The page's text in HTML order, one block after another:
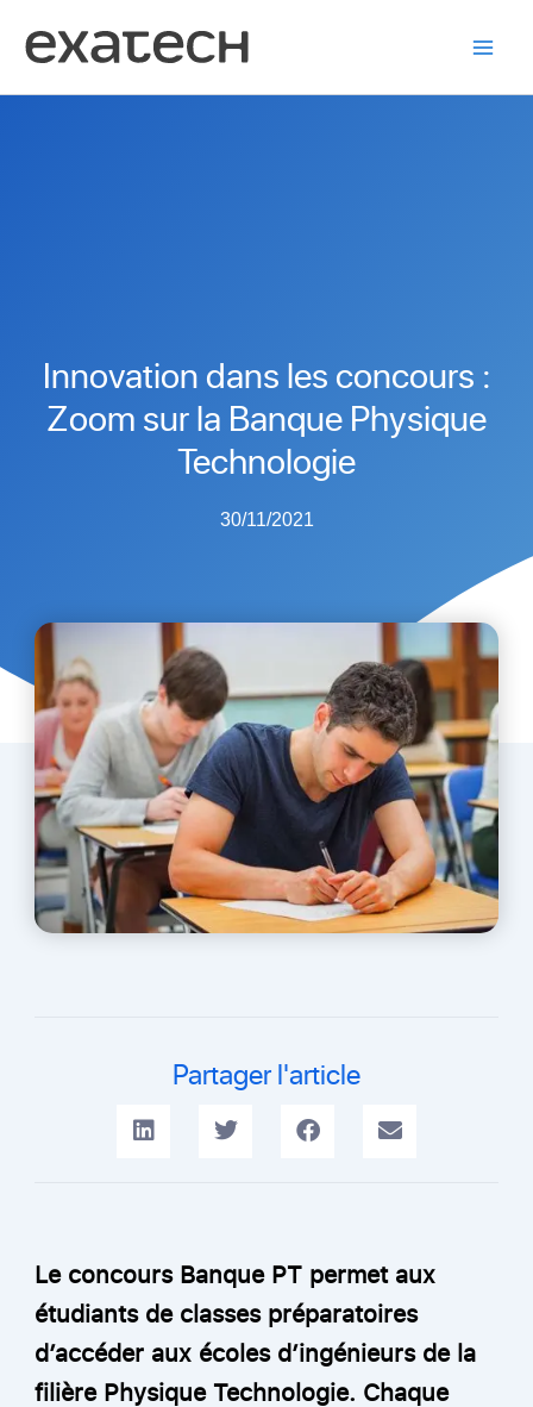
Innovation dans les concours :
Zoom sur la Banque Physique
Technologie
30/11/2021
Partager l'article
Le concours Banque PT permet aux
étudiants de classes préparatoires
d’accéder aux écoles d’ingénieurs de la
filière Physique Technologie. Chaque